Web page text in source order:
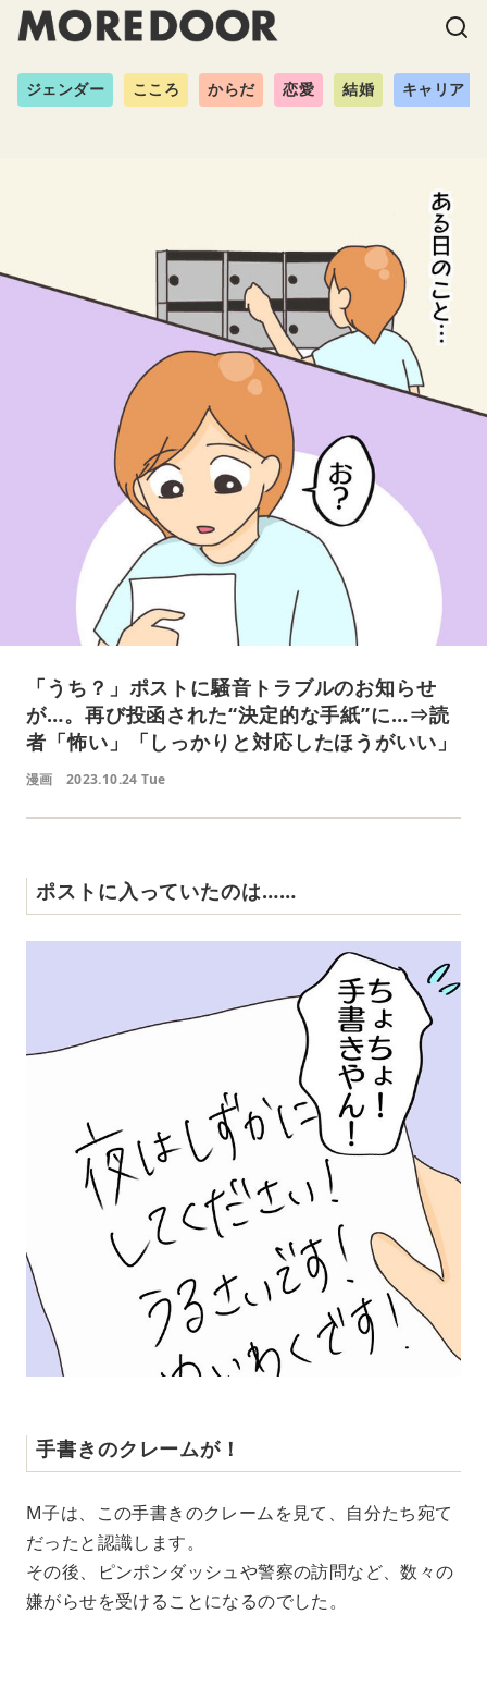
ジェンダー こころ からだ 恋愛 結婚 キャリア
「うち？」ポストに騒音トラブルのお知らせ
が…。再び投函された“決定的な手紙”に…⇒読
者「怖い」「しっかりと対応したほうがいい」
漫画 2023.10.24 Tue
ポストに入っていたのは……
手書きのクレームが！
M子は、この手書きのクレームを見て、自分たち宛て
だったと認識します。
その後、ピンポンダッシュや警察の訪問など、数々の
嫌がらせを受けることになるのでした。